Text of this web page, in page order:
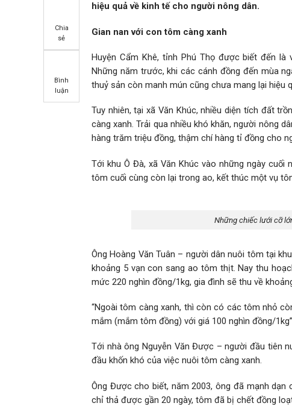
Chia
sẻ
Bình
luận
hiệu quả về kinh tế cho người nông dân.
Gian nan với con tôm càng xanh
Huyện Cẩm Khê, tỉnh Phú Thọ được biết đến là
Những năm trước, khi các cánh đồng đến mùa
thuỷ sản còn manh mún cũng chưa mang lại hiệu
Tuy nhiên, tại xã Văn Khúc, nhiều diện tích đất
càng xanh. Trải qua nhiều khó khăn, người nông
hàng trăm triệu đồng, thậm chí hàng tỉ đồng cho
Tới khu Ô Đà, xã Văn Khúc vào những ngày
tôm cuối cùng còn lại trong ao, kết thúc một vụ
Những chiếc lưới cỡ
Ông Hoàng Văn Tuân – người dân nuôi tôm tại
khoảng 5 vạn con sang ao tôm thịt. Nay thu
mức 220 nghìn đồng/1kg, gia đình sẽ thu về
“Ngoài tôm càng xanh, thì còn có các tôm nhỏ
mắm (mắm tôm đồng) với giá 100 nghìn đồng/
Tới nhà ông Nguyễn Văn Được – người đầu tiên
đầu khốn khó của việc nuôi tôm càng xanh.
Ông Được cho biết, năm 2003, ông đã mạnh
chỉ thả được gần 20 ngày, tôm đã bị chết đồng